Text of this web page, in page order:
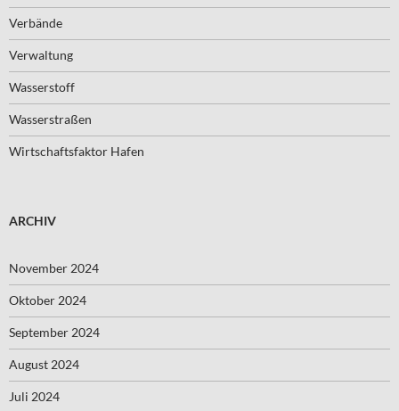
Verbände
Verwaltung
Wasserstoff
Wasserstraßen
Wirtschaftsfaktor Hafen
ARCHIV
November 2024
Oktober 2024
September 2024
August 2024
Juli 2024